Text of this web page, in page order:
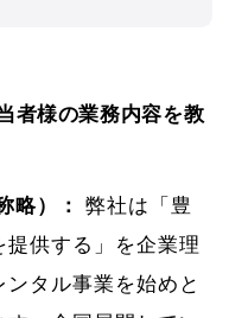
者様の業務内容を教
略）：
弊社は「豊
供する」を企業理
タル事業を始めと